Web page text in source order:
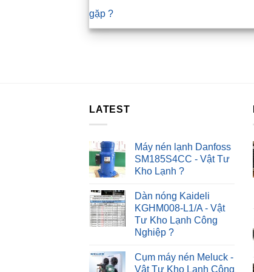
gặp ?
LATEST
Máy nén lạnh Danfoss
SM185S4CC - Vật Tư
Kho Lạnh ?
Dàn nóng Kaideli
KGHM008-L1/A - Vật
Tư Kho Lạnh Công
Nghiệp ?
Cụm máy nén Meluck -
Vật Tư Kho Lạnh Công